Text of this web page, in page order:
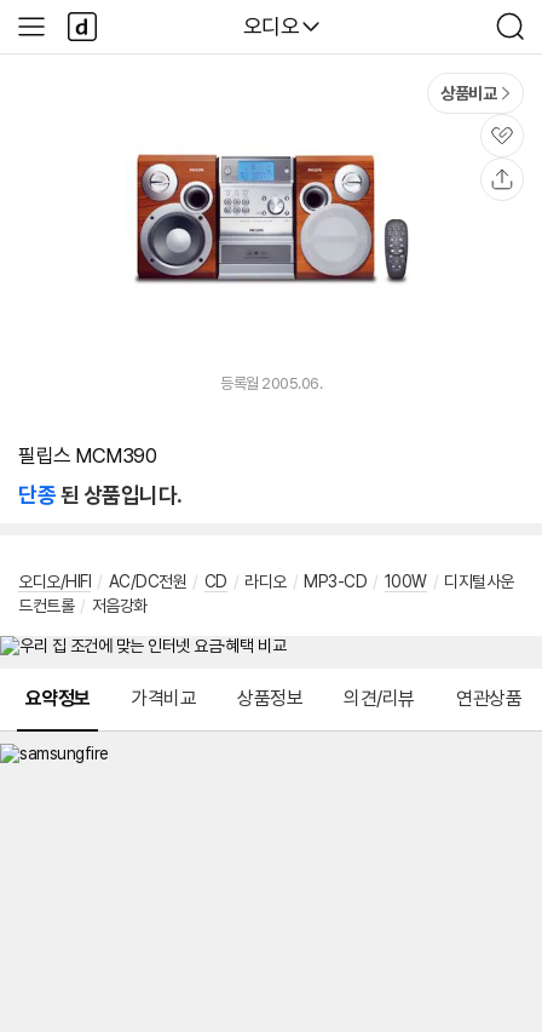
다나와
오디오
검
색
사
이
다
나
와
상품비교
관
심
등록월 2005.06.
필립스 MCM390
단종된 상품입니다.
오디오/HIFI / AC/DC전원 / CD / 라디오 / MP3-CD / 100W / 디지털사운
드컨트롤 / 저음강화
요약정보 가격비교 상품정보 의견/리뷰 연관상품